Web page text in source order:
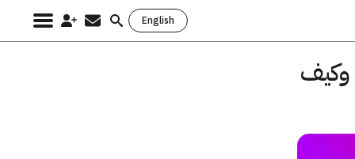
English
Search
دليلك الشامل عن التطبيق الجديد التابع لانستقرام Threads وكيف